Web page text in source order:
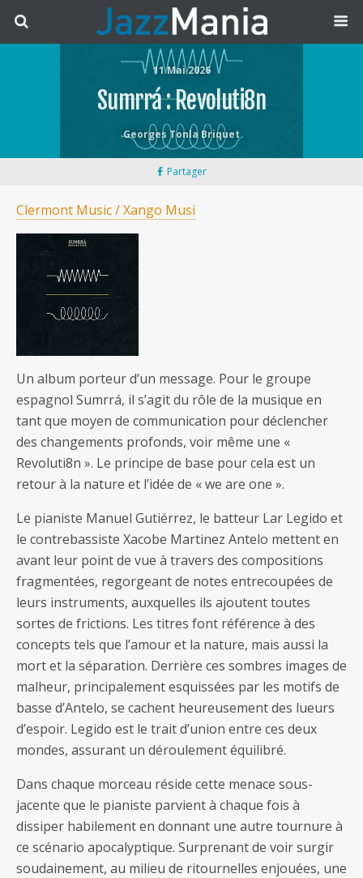
11 Mai 2026
Sumrrá : Revoluti8n
Georges Tonla Briquet
Partager
Clermont Music / Xango Musi
Un album porteur d’un message. Pour le groupe
espagnol Sumrrá, il s’agit du rôle de la musique en
tant que moyen de communication pour déclencher
des changements profonds, voir même une «
Revoluti8n ». Le principe de base pour cela est un
retour à la nature et l’idée de « we are one ».
Le pianiste Manuel Gutiérrez, le batteur Lar Legido et
le contrebassiste Xacobe Martinez Antelo mettent en
avant leur point de vue à travers des compositions
fragmentées, regorgeant de notes entrecoupées de
leurs instruments, auxquelles ils ajoutent toutes
sortes de frictions. Les titres font référence à des
concepts tels que l’amour et la nature, mais aussi la
mort et la séparation. Derrière ces sombres images de
malheur, principalement esquissées par les motifs de
basse d’Antelo, se cachent heureusement des lueurs
d’espoir. Legido est le trait d’union entre ces deux
mondes, assurant un déroulement équilibré.
Dans chaque morceau réside cette menace sous-
jacente que le pianiste parvient à chaque fois à
dissiper habilement en donnant une autre tournure à
ce scénario apocalyptique. Surprenant de voir surgir
soudainement, au milieu de ritournelles enjouées, une